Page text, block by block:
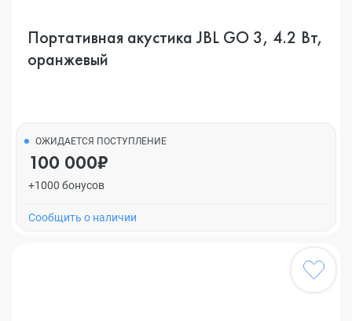
Портативная акустика JBL GO 3, 4.2 Вт,
оранжевый
ОЖИДАЕТСЯ ПОСТУПЛЕНИЕ
100 000₽
+1000 бонусов
Cообщить о наличии